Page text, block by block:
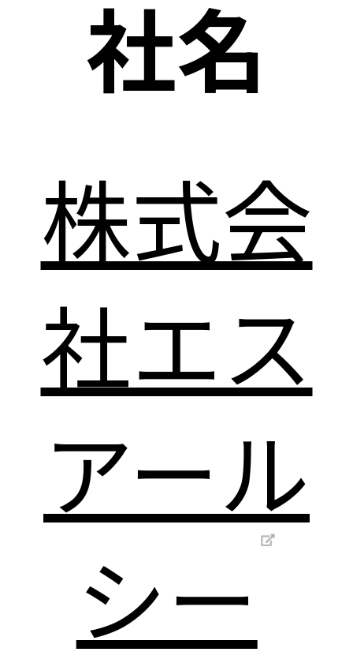
社名
株式会
社エス
アール
シー